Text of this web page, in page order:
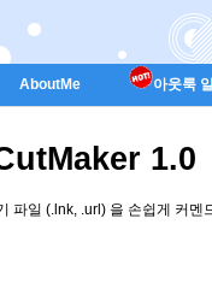
AboutMe 아웃룩
1.0
파일 (.lnk, .url) 을 손쉽게 커멘